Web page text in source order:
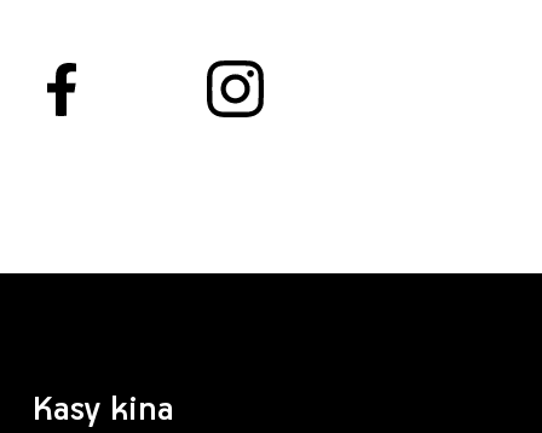
Kasy kina